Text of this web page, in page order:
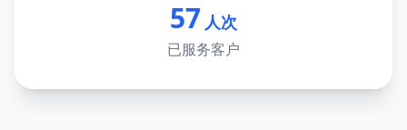
57 人次
已服务客户